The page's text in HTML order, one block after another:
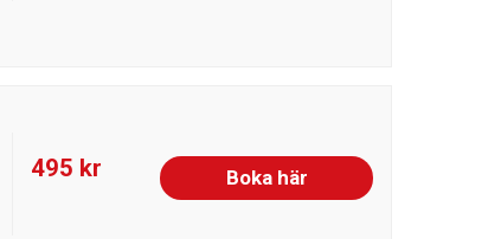
495 kr Boka här